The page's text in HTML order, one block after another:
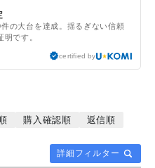
の大台を達成。揺るぎない信頼
です。
certified by
詳細フィルター
購入確認順
返信順